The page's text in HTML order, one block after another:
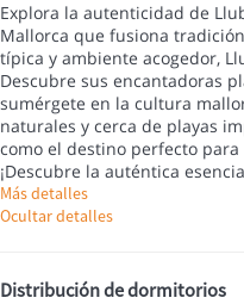
Explora la autenticidad de
Mallorca que fusiona
típica y ambiente acogedor,
Descubre sus encantadoras
sumérgete en la cultura
naturales y cerca de playas
como el destino perfecto
¡Descubre la auténtica
Más detalles
Ocultar detalles
Distribución de dormitorios